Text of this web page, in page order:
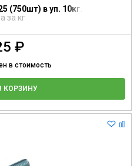
(750шт) в уп. 10кг.
за кг
₽
в стоимость
КОРЗИНУ